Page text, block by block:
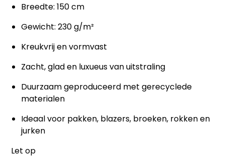
Breedte: 150 cm
Gewicht: 230 g/m²
Kreukvrij en vormvast
Zacht, glad en luxueus van uitstraling
Duurzaam geproduceerd met gerecyclede
materialen
Ideaal voor pakken, blazers, broeken, rokken en
jurken
Let op